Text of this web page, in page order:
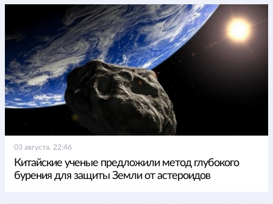
03 августа, 22:46
Китайские ученые предложили метод глубокого
бурения для защиты Земли от астероидов